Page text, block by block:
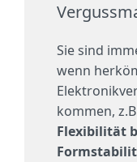
Sie sind
wenn
kommen,
Flexibilität